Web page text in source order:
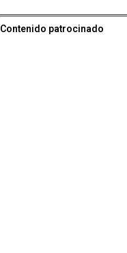
Contenido patrocinado